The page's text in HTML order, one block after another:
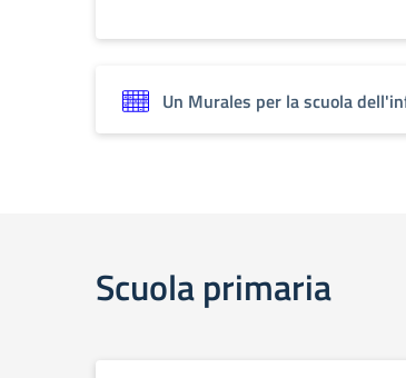
Un Murales per la scuola
Scuola primaria